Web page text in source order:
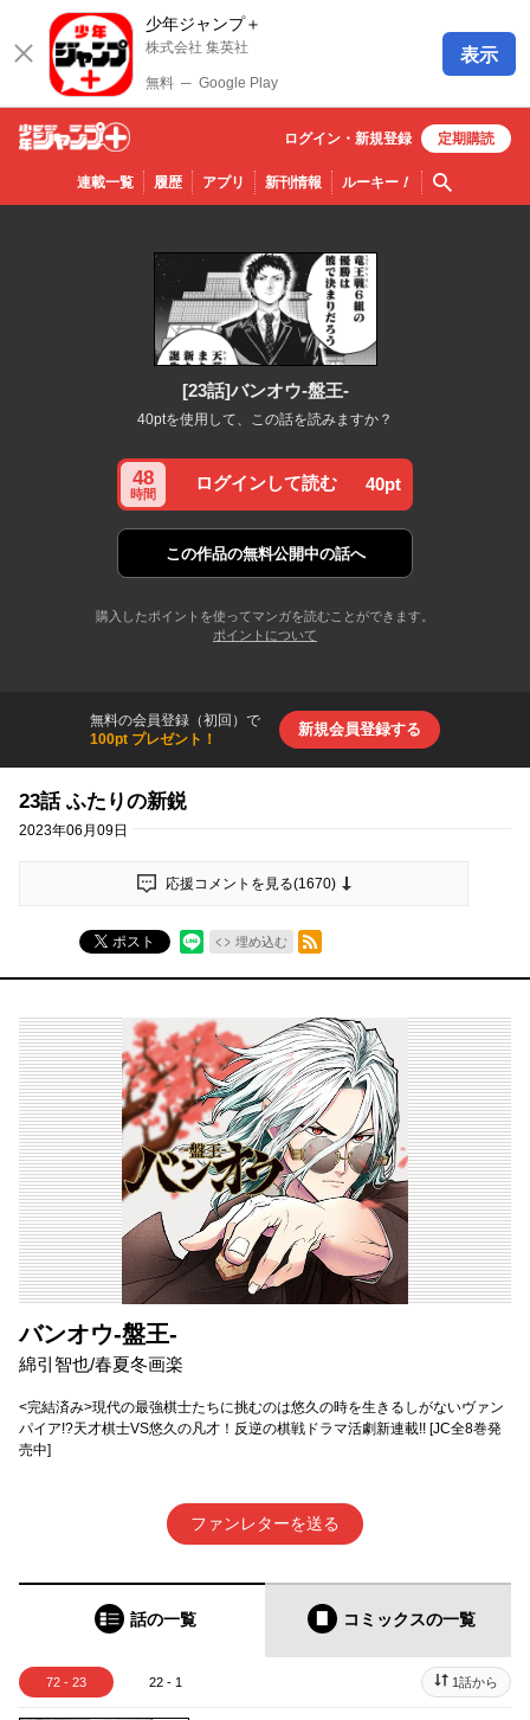
少年ジャンプ＋
株式会社 集英社
無料 ─ Google Play
表示
少年ジ
ャンプ
連載一覧 履歴 アプリ 新刊情報 ルーキー！ 検索
ログイン・ 新規登録 定期購読
[23話]バンオウ-盤王-
40ptを使用して、この話を読みますか？
48
時間
ログインして読む 40pt
この作品の無料公開中の話へ
購入したポイントを使ってマンガを読むことができます。
ポイントについて
無料の会員登録（初回）で
100pt プレゼント！
新規会員登録する
23話 ふたりの新鋭
2023年06月09日
応援コメントを見る(1670)
ポスト 埋め込む
RSSフィード
バンオウ-盤王-
綿引智也/春夏冬画楽
<完結済み>現代の最強棋士たちに挑むのは悠久の時を生きるしがないヴァン
パイア!?天才棋士VS悠久の凡才！反逆の棋戦ドラマ活劇新連載!! [JC全8巻発
売中]
ファンレターを送る
話の一覧 コミックスの一覧
72 - 23 22 - 1 1話から